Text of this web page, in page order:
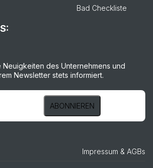
Bad Checkliste
des Unternehmens und
Newsletter stets informiert.
Impressum & AGBs